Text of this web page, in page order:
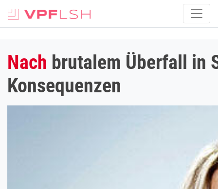
Nach brutalem Überfall in
Konsequenzen